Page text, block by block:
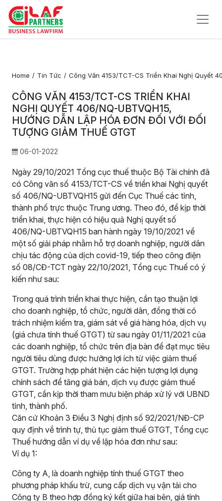
Chúng
Tôi
Dịch Vụ Pháp Lý
Liên
Hệ
Home Tin Tức Công Văn 4153/TCT-CS Triển Khai Nghị Quyết
CÔNG VĂN 4153/TCT-CS TRIỂN KHAI
NGHỊ QUYẾT 406/NQ-UBTVQH15,
HƯỚNG DẪN LẬP HÓA ĐƠN ĐỐI VỚI ĐỐI
TƯỢNG GIẢM THUẾ GTGT
06-01-2022
Ngày 29/10/2021 Tổng cục thuế thuộc Bộ Tài chính đã
có Công văn số 4153/TCT-CS về triển khai Nghị quyết
số 406/NQ-UBTVQH15 gửi đến Cục Thuế các tỉnh,
thành phố trực thuộc Trung ương. Theo đó, để kịp thời
triển khai, thực hiện có hiệu quả Nghị quyết số
406/NQ-UBTVQH15 ban hành ngày 19/10/2021 về
một số giải pháp nhằm hỗ trợ doanh nghiệp, người dân
chịu tác động của dịch covid-19, tiếp theo công điện
số 08/CĐ-TCT ngày 22/10/2021, Tổng cục Thuế có ý
kiến như sau:
Trong quá trình triển khai thực hiện, cần tạo thuận lợi
cho doanh nghiệp, tổ chức, người dân, đồng thời có
trách nhiệm kiểm tra, giám sát về giá hàng hóa, dịch vụ
(giá chưa tính thuế GTGT) từ sau ngày 01/11/2021 của
các doanh nghiệp, tổ chức trên địa bàn để đạt mục tiêu
người tiêu dùng được hưởng lợi ích từ việc giảm thuế
GTGT. Trường hợp phát hiện các hiện tượng lợi dụng
chính sách để tăng giá bán, dịch vụ được giảm thuế
GTGT, cần kịp thời tham mưu biện pháp xử lý với UBND
tỉnh, thành phố.
Căn cứ Khoản 3 Điều 3 Nghị định số 92/2021/NĐ-CP
quy định về trình tự, thủ tục giảm thuế GTGT, Tổng cục
Thuế hướng dẫn ví dụ về lập hóa đơn như sau:
Ví dụ 1:
Công ty A, là doanh nghiệp tính thuế GTGT theo
phương pháp khấu trừ, cung cấp dịch vụ vận tải cho
Công ty B theo hợp đồng ký kết giữa hai bên, giá tính